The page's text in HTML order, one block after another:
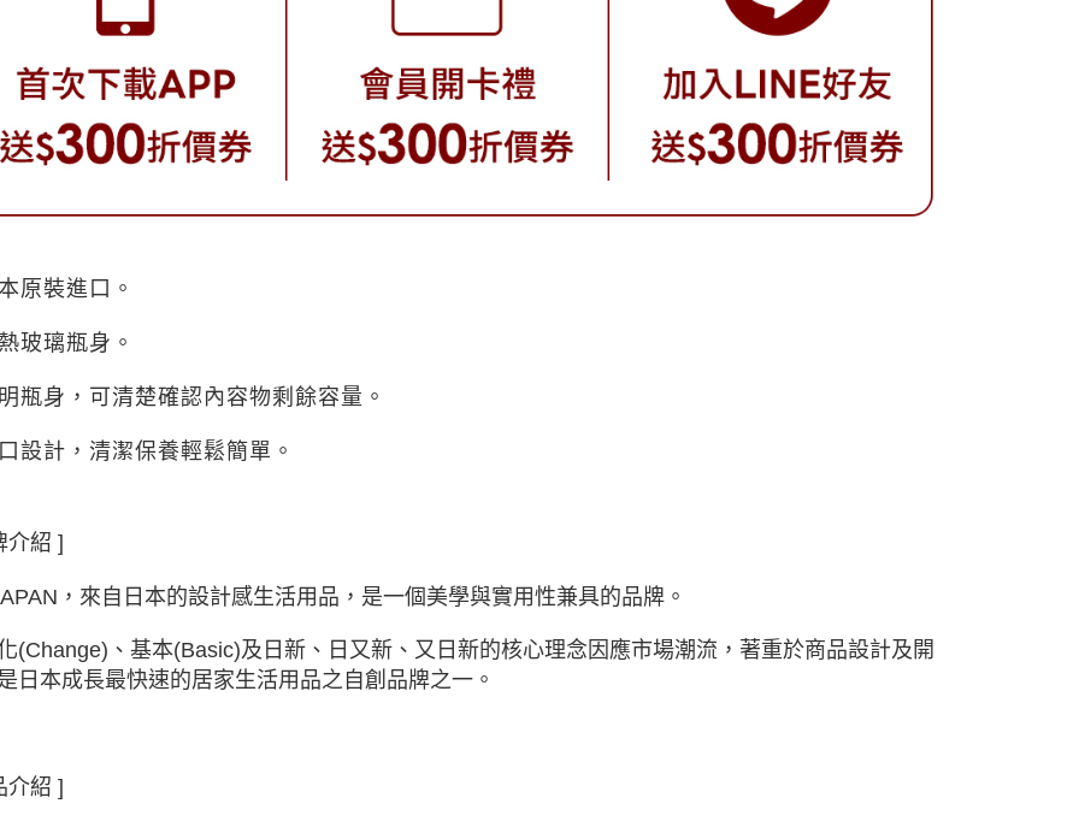
原裝進口。
玻璃瓶身。
瓶身，可清楚確認內容物剩餘容量。
設計，清潔保養輕鬆簡單。
介紹 ]
，來自日本的設計感生活用品，是一個美學與實用性兼具的品牌。
(Change)、基本(Basic)及日新、日又新、又日新的核心理念因應市場潮流，著重於商品設計及開
日本成長最快速的居家生活用品之自創品牌之一。
介紹 ]